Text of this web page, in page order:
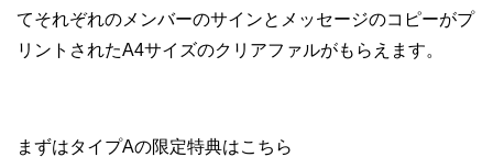
てそれぞれのメンバーのサインとメッセージのコピーがプ
リントされたA4サイズのクリアファルがもらえます。
まずはタイプAの限定特典はこちら